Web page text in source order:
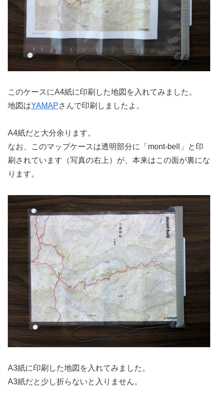
このケースにA4紙に印刷した地図を入れてみました。
地図はYAMAPさんで印刷しましたよ。
A4紙だと大分余ります。
なお、このマップケースは透明部分に「mont-bell」と印
刷されています（写真の右上）が、本来はこの面が裏にな
ります。
A3紙に印刷した地図を入れてみました。
A3紙だと少し折らないと入りません。